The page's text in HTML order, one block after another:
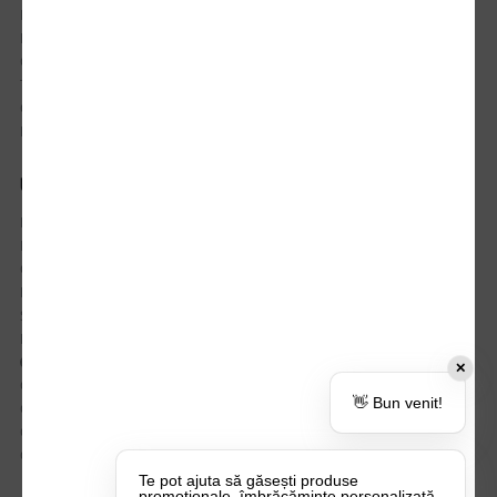
Istoric comenzi
Mostre si Conditii Retur Marfa
Cum comanzi
Termen de livrare
Costuri de livrare
Politica de returnare a produselor
UTILE
Despre Noi
Echipa Update Advertising
CSR si Implicare sociala
Branduri partenere
Suport dedicat si Intrebari frecvente
BLOG – Promo Tips&Tricks
Certificari si Sustenabilitate
Cariere la Update Advertising
CATALOAGE
Contactează-ne
✕
👋 Bun venit!
Te pot ajuta să găsești produse